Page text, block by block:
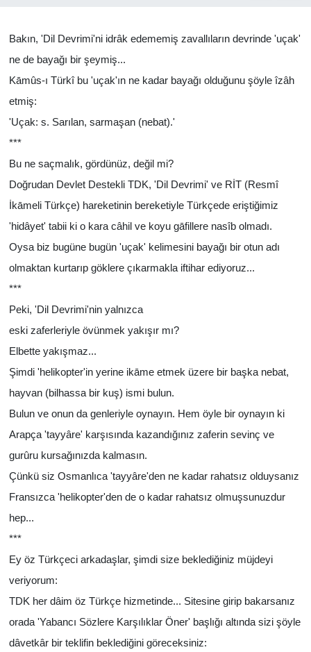
Bakın, 'Dil Devrimi'ni idrâk edememiş zavallıların devrinde 'uçak'
ne de bayağı bir şeymiş...
Kāmûs-ı Türkî bu 'uçak'ın ne kadar bayağı olduğunu şöyle îzâh
etmiş:
'Uçak: s. Sarılan, sarmaşan (nebat).'
***
Bu ne saçmalık, gördünüz, değil mi?
Doğrudan Devlet Destekli TDK, 'Dil Devrimi' ve RİT (Resmî
İkāmeli Türkçe) hareketinin bereketiyle Türkçede eriştiğimiz
'hidâyet' tabii ki o kara câhil ve koyu gāfillere nasîb olmadı.
Oysa biz bugüne bugün 'uçak' kelimesini bayağı bir otun adı
olmaktan kurtarıp göklere çıkarmakla iftihar ediyoruz...
***
Peki, 'Dil Devrimi'nin yalnızca
eski zaferleriyle övünmek yakışır mı?
Elbette yakışmaz...
Şimdi 'helikopter'in yerine ikāme etmek üzere bir başka nebat,
hayvan (bilhassa bir kuş) ismi bulun.
Bulun ve onun da genleriyle oynayın. Hem öyle bir oynayın ki
Arapça 'tayyâre' karşısında kazandığınız zaferin sevinç ve
gurûru kursağınızda kalmasın.
Çünkü siz Osmanlıca 'tayyâre'den ne kadar rahatsız olduysanız
Fransızca 'helikopter'den de o kadar rahatsız olmuşsunuzdur
hep...
***
Ey öz Türkçeci arkadaşlar, şimdi size beklediğiniz müjdeyi
veriyorum:
TDK her dâim öz Türkçe hizmetinde... Sitesine girip bakarsanız
orada 'Yabancı Sözlere Karşılıklar Öner' başlığı altında sizi şöyle
dâvetkâr bir teklifin beklediğini göreceksiniz:
Yönetim Kurulu
Yüksek İstişare Kurulu
Sanat